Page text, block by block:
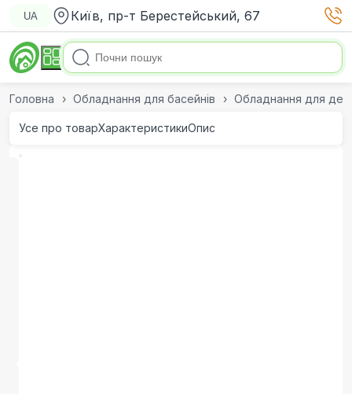
UA Київ, пр-т Берестейський, 67
Головна Обладнання для басейнів Обладнання для
Усе про товарХарактеристикиОпис